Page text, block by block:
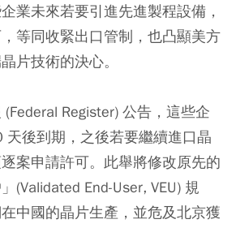
業未來若要引進先進製程設備，
等同收緊出口管制，也凸顯美方
片技術的決心。
Register) 公告，這些企
後到期，之後若要繼續進口晶
案申請許可。此舉將修改原先的
(Validated End-User, VEU) 規
中國的晶片生產，並危及北京獲